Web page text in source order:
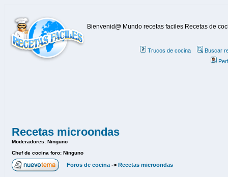
Bienvenid@ Mundo recetas faciles Recetas de
Trucos de cocina
Buscar
Recetas microondas
Moderadores: Ninguno
Chef de cocina foro: Ninguno
Foros de cocina -> Recetas microondas